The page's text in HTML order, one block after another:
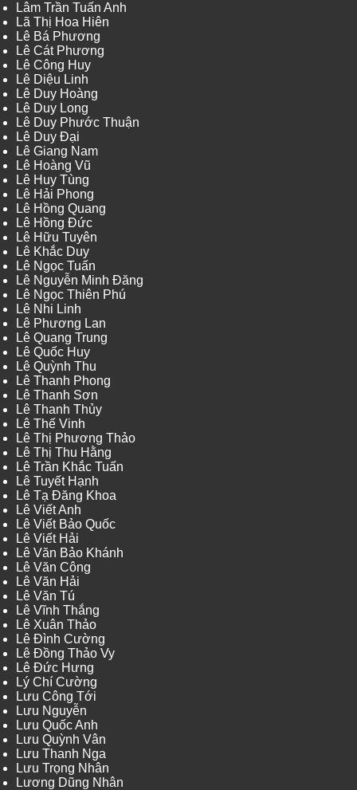
Lâm Trần Tuấn Anh
Lã Thị Hoa Hiên
Lê Bá Phương
Lê Cát Phương
Lê Công Huy
Lê Diệu Linh
Lê Duy Hoàng
Lê Duy Long
Lê Duy Phước Thuận
Lê Duy Đại
Lê Giang Nam
Lê Hoàng Vũ
Lê Huy Tùng
Lê Hải Phong
Lê Hồng Quang
Lê Hồng Đức
Lê Hữu Tuyên
Lê Khắc Duy
Lê Ngọc Tuấn
Lê Nguyễn Minh Đăng
Lê Ngọc Thiên Phú
Lê Nhi Linh
Lê Phương Lan
Lê Quang Trung
Lê Quốc Huy
Lê Quỳnh Thu
Lê Thanh Phong
Lê Thanh Sơn
Lê Thanh Thủy
Lê Thế Vinh
Lê Thị Phương Thảo
Lê Thị Thu Hằng
Lê Trần Khắc Tuấn
Lê Tuyết Hạnh
Lê Tạ Đăng Khoa
Lê Viết Anh
Lê Viết Bảo Quốc
Lê Viết Hải
Lê Văn Bảo Khánh
Lê Văn Công
Lê Văn Hải
Lê Văn Tú
Lê Vĩnh Thắng
Lê Xuân Thảo
Lê Đình Cường
Lê Đồng Thảo Vy
Lê Đức Hưng
Lý Chí Cường
Lưu Công Tới
Lưu Nguyễn
Lưu Quốc Anh
Lưu Quỳnh Vân
Lưu Thanh Nga
Lưu Trọng Nhân
Lương Dũng Nhân